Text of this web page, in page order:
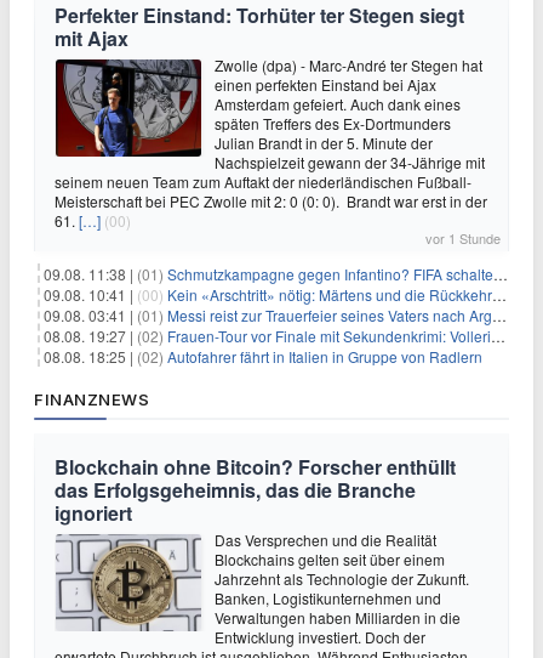
Perfekter Einstand: Torhüter ter Stegen siegt
mit Ajax
Zwolle (dpa) - Marc-André ter Stegen hat
einen perfekten Einstand bei Ajax
Amsterdam gefeiert. Auch dank eines
späten Treffers des Ex-Dortmunders
Julian Brandt in der 5. Minute der
Nachspielzeit gewann der 34-Jährige mit
seinem neuen Team zum Auftakt der niederländischen Fußball-
Meisterschaft bei PEC Zwolle mit 2: 0 (0: 0). Brandt war erst in der
61. […] (00)
vor 1 Stunde
09.08. 11:38 | (01) Schmutzkampagne gegen Infantino? FIFA schaltet auf Angriff
09.08. 10:41 | (00) Kein «Arschtritt» nötig: Märtens und die Rückkehr nach Paris
09.08. 03:41 | (01) Messi reist zur Trauerfeier seines Vaters nach Argentinien
08.08. 19:27 | (02) Frauen-Tour vor Finale mit Sekundenkrimi: Vollering in Gelb
08.08. 18:25 | (02) Autofahrer fährt in Italien in Gruppe von Radlern
FINANZNEWS
Blockchain ohne Bitcoin? Forscher enthüllt
das Erfolgsgeheimnis, das die Branche
ignoriert
Das Versprechen und die Realität
Blockchains gelten seit über einem
Jahrzehnt als Technologie der Zukunft.
Banken, Logistikunternehmen und
Verwaltungen haben Milliarden in die
Entwicklung investiert. Doch der